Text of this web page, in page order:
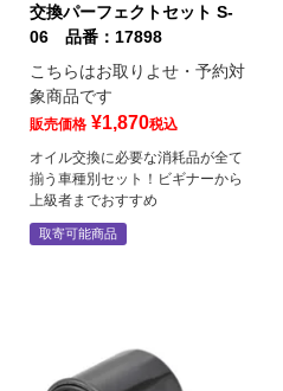
交換パーフェクトセット S-
06 品番：17898
こちらはお取りよせ・予約対
象商品です
販売価格 ¥1,870税込
オイル交換に必要な消耗品が全て
揃う車種別セット！ビギナーから
上級者までおすすめ
取寄可能商品